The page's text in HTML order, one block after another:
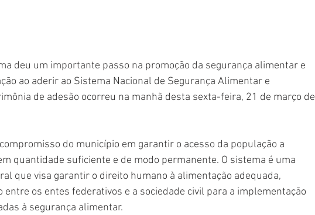
deu um importante passo na promoção da segurança alimentar e
ao aderir ao Sistema Nacional de Segurança Alimentar e
de adesão ocorreu na manhã desta sexta-feira, 21 de março de
do município em garantir o acesso da população a
quantidade suficiente e de modo permanente. O sistema é uma
que visa garantir o direito humano à alimentação adequada,
entre os entes federativos e a sociedade civil para a implementação
à segurança alimentar.